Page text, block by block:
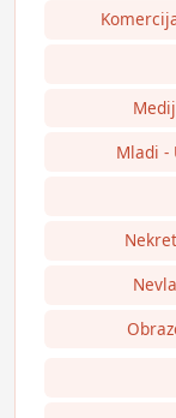
Mladi -